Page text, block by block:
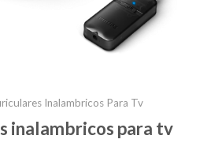
Inalambricos Para Tv
inalambricos para tv